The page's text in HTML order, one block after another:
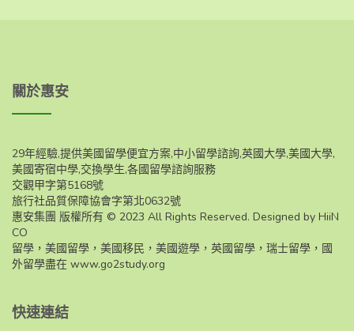
關於惠安
29年經驗,提供美國留學便宜方案,中小留學諮詢,英國大學,美國大學,
美國寄宿中學,交換學生,各國留學諮詢服務
交觀甲字第5168號
旅行社品質保障協會字第北0632號
惠安集團 版權所有 © 2023 All Rights Reserved. Designed by HiiN
CO
留學，美國留學，美國移民，美國遊學，英國留學，瑞士留學，國
外留學盡在 www.go2study.org
快速連結